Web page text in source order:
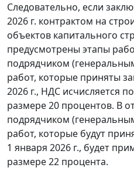
Следовательно, если
2026 г. контрактом на
объектов капитального
предусмотрены этапы
подрядчиком
работ, которые приняты
2026 г., НДС исчисляется
размере 20 процентов. В
подрядчиком
работ, которые будут
1 января 2026 г., будет
размере 22 процента.